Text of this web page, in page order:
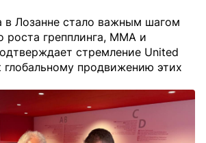
в Лозанне стало важным шагом
роста грепплинга, ММА и
стремление United
глобальному продвижению этих